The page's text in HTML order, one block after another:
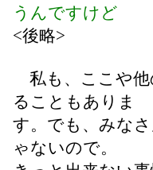
うんですけど
<後略>
私も、ここや他
ることもありま
す。でも、みな
ゃないので。